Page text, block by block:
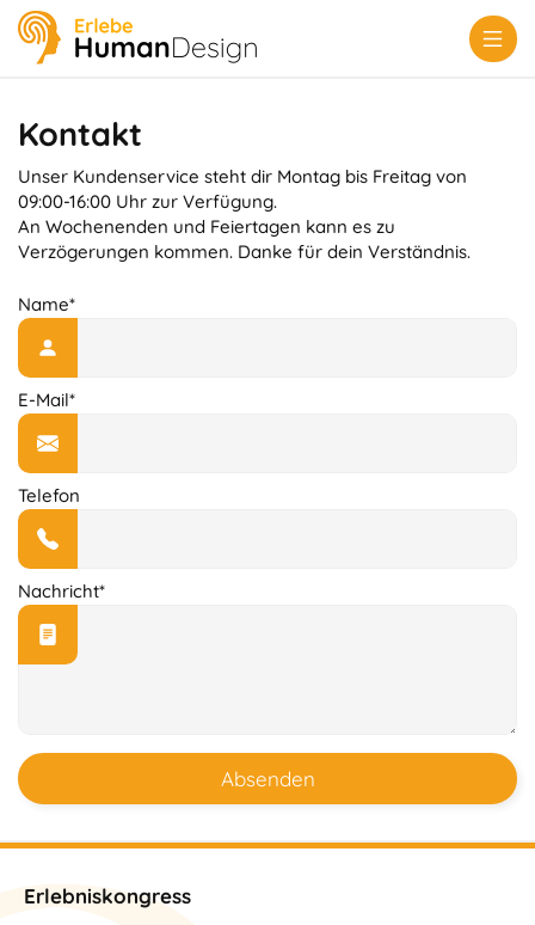
Kontakt
Unser Kundenservice steht dir Montag bis Freitag von
09:00-16:00 Uhr zur Verfügung.
An Wochenenden und Feiertagen kann es zu
Verzögerungen kommen. Danke für dein Verständnis.
Name*
E-Mail*
Telefon
Nachricht*
Absenden
Erlebniskongress